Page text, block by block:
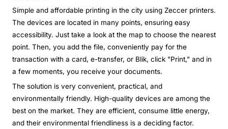
Simple and affordable printing in the city using Zeccer printers.
The devices are located in many points, ensuring easy
accessibility. Just take a look at the map to choose the nearest
point. Then, you add the file, conveniently pay for the
transaction with a card, e-transfer, or Blik, click "Print," and in
a few moments, you receive your documents.
The solution is very convenient, practical, and
environmentally friendly. High-quality devices are among the
best on the market. They are efficient, consume little energy,
and their environmental friendliness is a deciding factor.